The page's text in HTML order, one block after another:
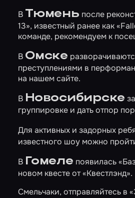
В Тюмень после
13», известный ранее как
команде, рекомендуем к
В Омске
преступлениями в
на нашем сайте.
В Новосибирске
группировке и дать отпор
Для активных и задорных
известного шоу можно
В Гомеле появилась
новом квесте от «Квестлэнд».
Смельчаки, отправляйтесь в